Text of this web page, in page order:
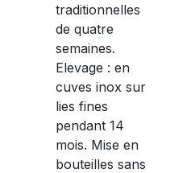
traditionnelles
de quatre
semaines.
Elevage : en
cuves inox sur
lies fines
pendant 14
mois. Mise en
bouteilles sans